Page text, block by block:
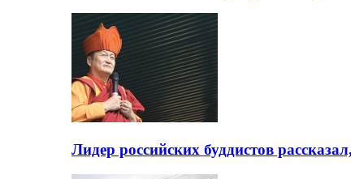
Лидер российских буддистов